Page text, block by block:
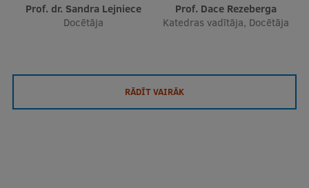
Prof. dr. Sandra Lejniece
Docētāja
Prof. Dace Rezeberga
Katedras vadītāja, Docētāja
RĀDĪT VAIRĀK